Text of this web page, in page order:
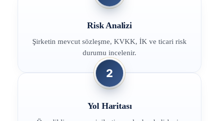
Risk Analizi
Şirketin mevcut sözleşme, KVKK, İK ve ticari risk
durumu incelenir.
2
Yol Haritası